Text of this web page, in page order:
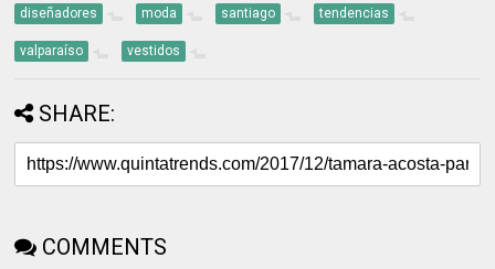
diseñadores moda santiago tendencias
valparaíso vestidos
SHARE:
COMMENTS